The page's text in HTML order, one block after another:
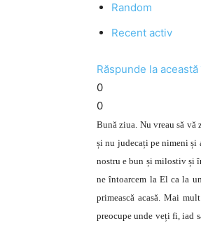
Random
Recent activ
Răspunde la
0
0
Bună ziua. Nu vreau să
și nu judecați pe nimeni și
nostru e bun și milostiv și
ne întoarcem la El ca la
primească acasă. Mai
preocupe unde veți fi, iad